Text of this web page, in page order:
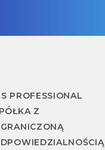
PROFESSIONAL
Z